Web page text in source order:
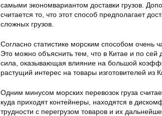
самыми экономвариантом доставки грузов.
считается то, что этот способ предполагает
сложных грузов.
Согласно статистике морским способом очень
Это можно объяснить тем, что в Китае и по сей
сила, оказывающая влияние на большой
растущий интерес на товары изготовителей из
Одним минусом морских перевозок груза
куда приходят контейнеры, находятся в
трудности с перегрузом товаров и их